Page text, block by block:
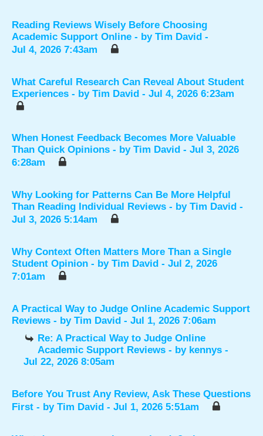
Reading Reviews Wisely Before Choosing
Academic Support Online - by Tim David -
Jul 4, 2026 7:43am
What Careful Research Can Reveal About Student
Experiences - by Tim David - Jul 4, 2026 6:23am
When Honest Feedback Becomes More Valuable
Than Quick Opinions - by Tim David - Jul 3, 2026
6:28am
Why Looking for Patterns Can Be More Helpful
Than Reading Individual Reviews - by Tim David -
Jul 3, 2026 5:14am
Why Context Often Matters More Than a Single
Student Opinion - by Tim David - Jul 2, 2026
7:01am
A Practical Way to Judge Online Academic Support
Reviews - by Tim David - Jul 1, 2026 7:06am
Re: A Practical Way to Judge Online
Academic Support Reviews - by kennys -
Jul 22, 2026 8:05am
Before You Trust Any Review, Ask These Questions
First - by Tim David - Jul 1, 2026 5:51am